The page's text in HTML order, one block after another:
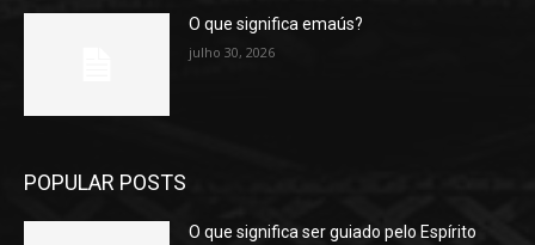
O que significa emaús?
julho 30, 2026
POPULAR POSTS
O que significa ser guiado pelo Espírito